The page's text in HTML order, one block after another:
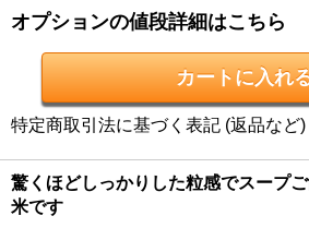
オプションの値段詳細はこちら
特定商取引法に基づく表記 (返品など)
驚くほどしっかりした粒感でスープ
米です